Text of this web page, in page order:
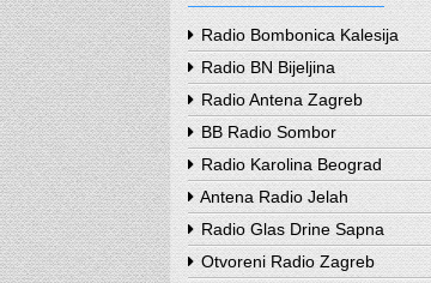
Radio Bombonica Kalesija
Radio BN Bijeljina
Radio Antena Zagreb
BB Radio Sombor
Radio Karolina Beograd
Antena Radio Jelah
Radio Glas Drine Sapna
Otvoreni Radio Zagreb